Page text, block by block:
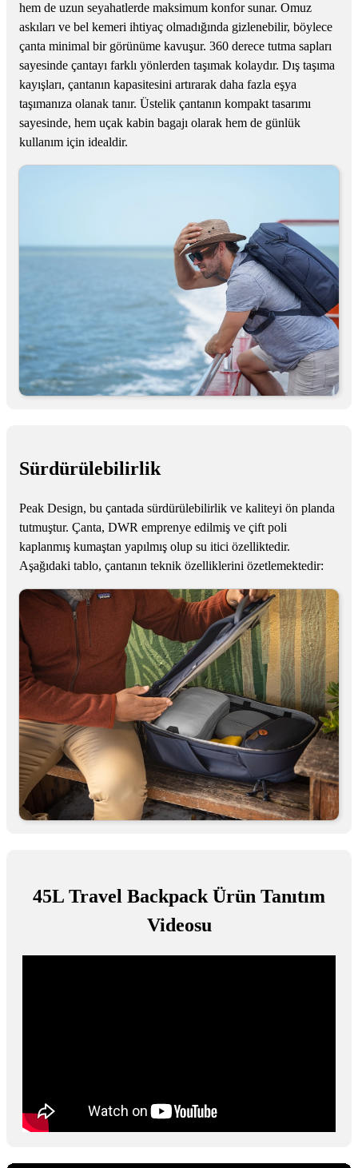
hem de uzun seyahatlerde maksimum konfor sunar. Omuz
askıları ve bel kemeri ihtiyaç olmadığında gizlenebilir, böylece
çanta minimal bir görünüme kavuşur. 360 derece tutma sapları
sayesinde çantayı farklı yönlerden taşımak kolaydır. Dış taşıma
kayışları, çantanın kapasitesini artırarak daha fazla eşya
taşımanıza olanak tanır. Üstelik çantanın kompakt tasarımı
sayesinde, hem uçak kabin bagajı olarak hem de günlük
kullanım için idealdir.
Sürdürülebilirlik
Peak Design, bu çantada sürdürülebilirlik ve kaliteyi ön planda
tutmuştur. Çanta, DWR emprenye edilmiş ve çift poli
kaplanmış kumaştan yapılmış olup su itici özelliktedir.
Aşağıdaki tablo, çantanın teknik özelliklerini özetlemektedir:
45L Travel Backpack Ürün Tanıtım
Videosu